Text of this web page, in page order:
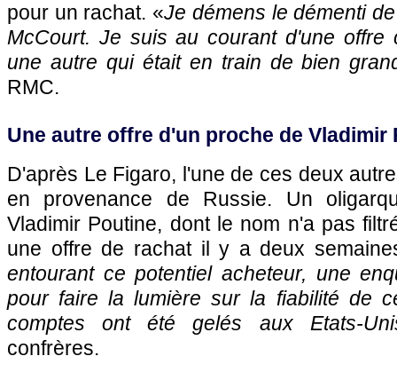
pour un rachat. «Je démens le démenti
McCourt. Je suis au courant d'une offre
une autre qui était en train de bien
RMC.
Une autre offre d'un proche de Vladimir
D'après Le Figaro, l'une de ces deux
en provenance de Russie. Un
Vladimir Poutine, dont le nom n'a pas
une offre de rachat il y a deux
entourant ce potentiel acheteur, une
pour faire la lumière sur la fiabilité de
comptes ont été gelés aux Etats-
confrères.